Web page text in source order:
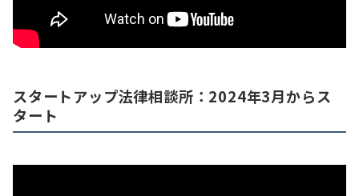
スタートアップ法律相談所：2024年3月からス
タート